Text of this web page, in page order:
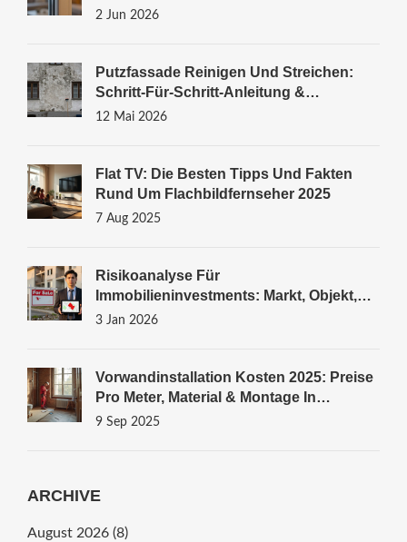
Wahl
2 Jun 2026
Putzfassade Reinigen Und Streichen:
Schritt-Für-Schritt-Anleitung &
Materialratgeber
12 Mai 2026
Flat TV: Die Besten Tipps Und Fakten
Rund Um Flachbildfernseher 2025
7 Aug 2025
Risikoanalyse Für
Immobilieninvestments: Markt, Objekt,
Mieter - So Schützen Sie Ihr Kapital
3 Jan 2026
Vorwandinstallation Kosten 2025: Preise
Pro Meter, Material & Montage In
Deutschland
9 Sep 2025
ARCHIVE
August 2026 (8)